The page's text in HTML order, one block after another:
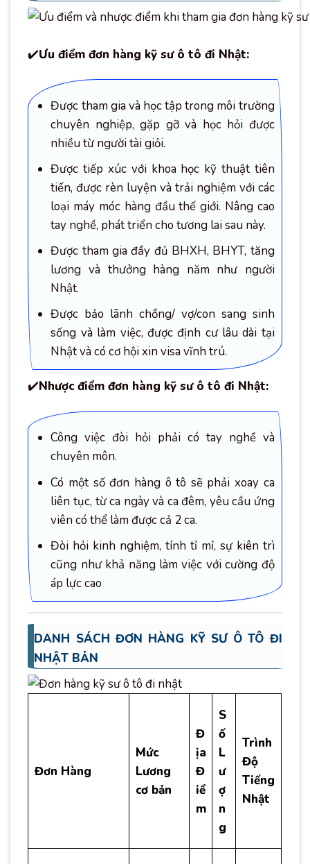
✔️Ưu điểm đơn hàng kỹ sư ô tô đi Nhật:
Được tham gia và học tập trong môi trường
chuyên nghiệp, gặp gỡ và học hỏi được
nhiều từ người tài giỏi.
Được tiếp xúc với khoa học kỹ thuật tiên
tiến, được rèn luyện và trải nghiệm với các
loại máy móc hàng đầu thế giới. Nâng cao
tay nghề, phát triển cho tương lai sau này.
Được tham gia đầy đủ BHXH, BHYT, tăng
lương và thưởng hàng năm như người
Nhật.
Được bảo lãnh chồng/ vợ/con sang sinh
sống và làm việc, được định cư lâu dài tại
Nhật và có cơ hội xin visa vĩnh trú.
✔️Nhược điểm đơn hàng kỹ sư ô tô đi Nhật:
Công việc đòi hỏi phải có tay nghề và
chuyên môn.
Có một số đơn hàng ô tô sẽ phải xoay ca
liên tục, từ ca ngày và ca đêm, yêu cầu ứng
viên có thể làm được cả 2 ca.
Đòi hỏi kinh nghiệm, tính tỉ mỉ, sự kiên trì
cũng như khả năng làm việc với cường độ
áp lực cao
DANH SÁCH ĐƠN HÀNG KỸ SƯ Ô TÔ ĐI
NHẬT BẢN
Đơn Hàng
Mức
Lương
cơ bản
Đ
ịa
Đ
iể
m
S
ố
L
ư
ợ
n
g
Trình
Độ
Tiếng
Nhật